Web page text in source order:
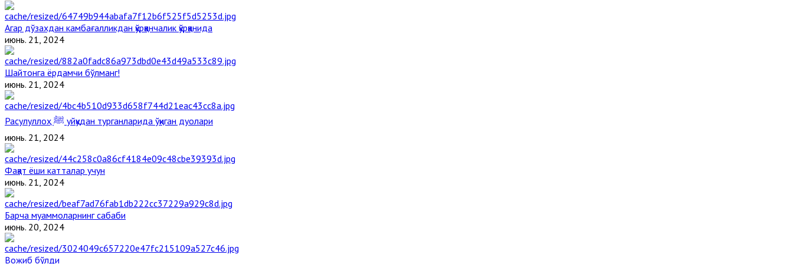
Агар дўзахдан камбағалликдан қўрққанчалик қўрққанида
июнь. 21, 2024
Шайтонга ёрдамчи бўлманг!
июнь. 21, 2024
Расулуллоҳ ﷺ уйқудан турганларида ўқиган дуолари
июнь. 21, 2024
Фақат ёши катталар учун
июнь. 21, 2024
Барча муаммоларнинг сабаби
июнь. 20, 2024
Вожиб бўлди